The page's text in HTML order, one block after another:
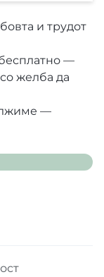
и трудот
—
желба да
—